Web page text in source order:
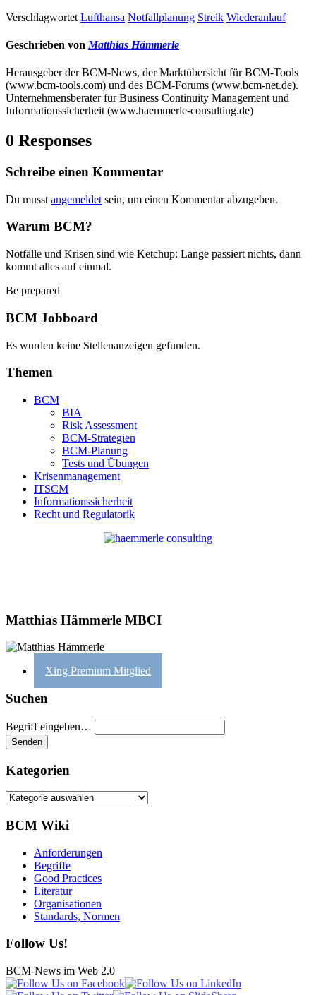
Verschlagwortet Lufthansa Notfallplanung Streik Wiederanlauf
Geschrieben von Matthias Hämmerle
Herausgeber der BCM-News, der Marktübersicht für BCM-Tools
(www.bcm-tools.com) und des BCM-Forums (www.bcm-net.de).
Unternehmensberater für Business Continuity Management und
Informationssicherheit (www.haemmerle-consulting.de)
0 Responses
Schreibe einen Kommentar
Du musst angemeldet sein, um einen Kommentar abzugeben.
Warum BCM?
Notfälle und Krisen sind wie Ketchup: Lange passiert nichts, dann
kommt alles auf einmal.
Be prepared
BCM Jobboard
Es wurden keine Stellenanzeigen gefunden.
Themen
BCM
BIA
Risk Assessment
BCM-Strategien
BCM-Planung
Tests und Übungen
Krisenmanagement
ITSCM
Informationssicherheit
Recht und Regulatorik
Matthias Hämmerle MBCI
Xing Premium Mitglied
Suchen
Begriff eingeben…
Kategorien
Kategorien
BCM Wiki
Anforderungen
Begriffe
Good Practices
Literatur
Organisationen
Standards, Normen
Follow Us!
BCM-News im Web 2.0